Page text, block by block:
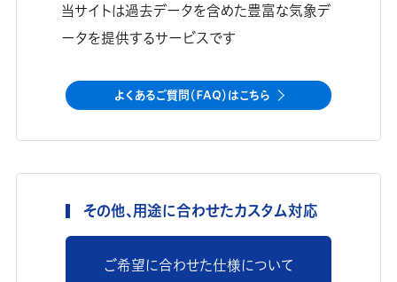
当サイトは過去データを含めた豊富な気象デ
ータを提供するサービスです
よくあるご質問（FAQ）はこちら
その他、用途に合わせたカスタム対応
ご希望に合わせた仕様について